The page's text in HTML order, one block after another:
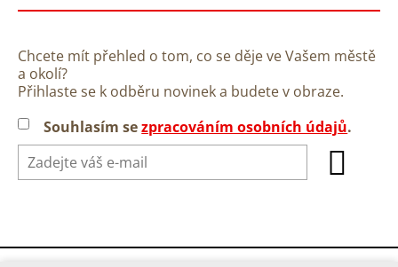
Chcete mít přehled o tom, co se děje ve Vašem městě
a okolí?
Přihlaste se k odběru novinek a budete v obraze.
Souhlasím sezpracováním osobních údajů.